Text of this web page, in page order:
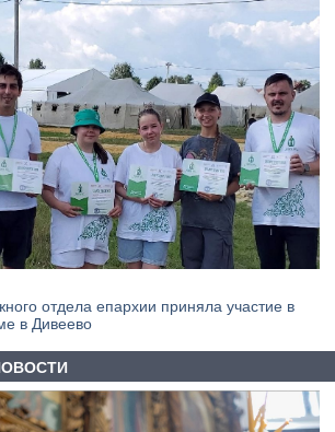
отдела епархии приняла участие в
в Дивеево